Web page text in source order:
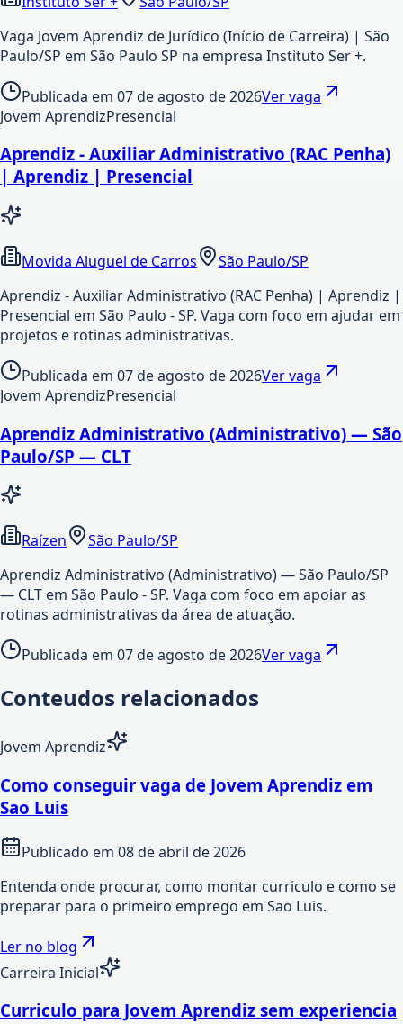
Vaga Jovem Aprendiz de Jurídico (Início de Carreira) | São
Paulo/SP em São Paulo SP na empresa Instituto Ser +.
Publicada em 07 de agosto de 2026Ver vaga
Jovem AprendizPresencial
Aprendiz - Auxiliar Administrativo (RAC Penha)
| Aprendiz | Presencial
Movida Aluguel de Carros
São Paulo/SP
Aprendiz - Auxiliar Administrativo (RAC Penha) | Aprendiz |
Presencial em São Paulo - SP. Vaga com foco em ajudar em
projetos e rotinas administrativas.
Publicada em 07 de agosto de 2026Ver vaga
Jovem AprendizPresencial
Aprendiz Administrativo (Administrativo) — São
Paulo/SP — CLT
Raízen
São Paulo/SP
Aprendiz Administrativo (Administrativo) — São Paulo/SP
— CLT em São Paulo - SP. Vaga com foco em apoiar as
rotinas administrativas da área de atuação.
Publicada em 07 de agosto de 2026Ver vaga
Conteudos relacionados
Jovem Aprendiz
Como conseguir vaga de Jovem Aprendiz em
Sao Luis
Publicado em 08 de abril de 2026
Entenda onde procurar, como montar curriculo e como se
preparar para o primeiro emprego em Sao Luis.
Ler no blog
Carreira Inicial
Curriculo para Jovem Aprendiz sem experiencia